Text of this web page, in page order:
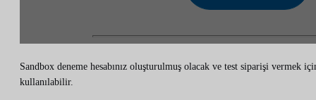
Sandbox deneme hesabınız oluşturulmuş olacak ve test siparişi vermek
kullanılabilir.